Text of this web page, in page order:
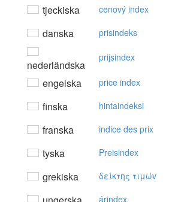
tjeckiska cenový index
danska prisindeks
nederländska
prijsindex
engelska price index
finska hintaindeksi
franska indice des prix
tyska Preisindex
grekiska δείκτης τιμώv
árindex